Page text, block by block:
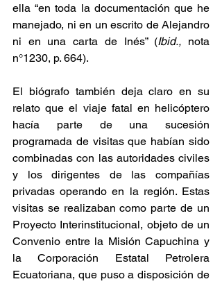
ella “en toda la documentación que he
manejado, ni en un escrito de Alejandro
ni en una carta de Inés” (Ibid., nota
n°1230, p. 664).
El biógrafo también deja claro en su
relato que el viaje fatal en helicóptero
hacía parte de una sucesión
programada de visitas que habían sido
combinadas con las autoridades civiles
y los dirigentes de las compañías
privadas operando en la región. Estas
visitas se realizaban como parte de un
Proyecto Interinstitucional, objeto de un
Convenio entre la Misión Capuchina y
la Corporación Estatal Petrolera
Ecuatoriana, que puso a disposición de